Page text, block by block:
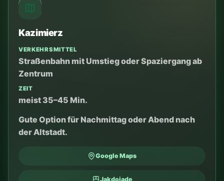
Auschwitz-Birkenau
VERKEHRSMITTEL
Auto, Bus oder lokale Tour
ZEIT
ganzer Tag
Tickets, Besuchsregeln und Fahrzeit vorher
planen. Ein ernsthafter, intensiver Besuch.